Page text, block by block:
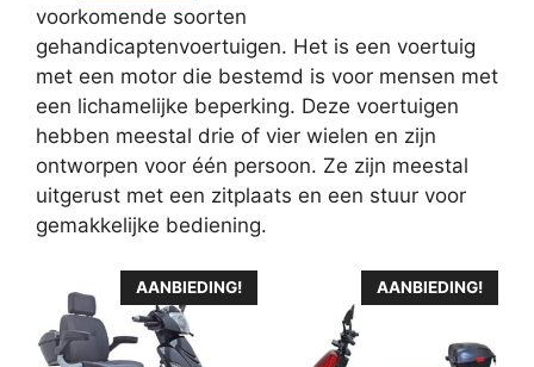
voorkomende soorten
gehandicaptenvoertuigen. Het is een voertuig
met een motor die bestemd is voor mensen met
een lichamelijke beperking. Deze voertuigen
hebben meestal drie of vier wielen en zijn
ontworpen voor één persoon. Ze zijn meestal
uitgerust met een zitplaats en een stuur voor
gemakkelijke bediening.
AANBIEDING! AANBIEDING!